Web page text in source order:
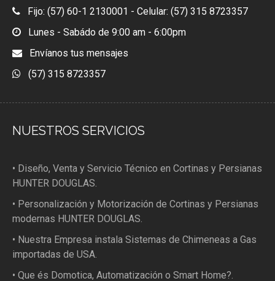
Fijo: (57) 60-1 2130001 - Celular: (57) 315 8723357
Lunes - Sabádo de 9:00 am - 6:00pm
Envíanos tus mensajes
(57) 315 8723357
NUESTROS SERVICIOS
• Diseño, Venta y Servicio Técnico en Cortinas y Persianas
HUNTER DOUGLAS.
• Personalización y Motorización de Cortinas y Persianas
modernas HUNTER DOUGLAS.
• Nuestra Empresa instala Sistemas de Chimeneas a Gas
importadas de USA.
• Que és Domotica, Automatización o Smart Home?.